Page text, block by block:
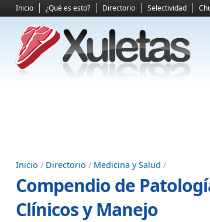
Inicio ¿Qué es esto? Directorio Selectividad
Inicio / Directorio / Medicina y Salud /
Compendio de
Clínicos y Manejo